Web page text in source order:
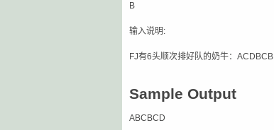
B
输入说明:
FJ有6头顺次排好队的奶牛：ACDBCB
Sample Output
ABCBCD